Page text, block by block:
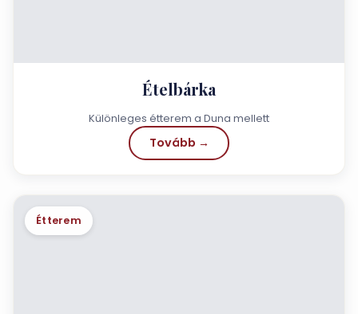
Ételbárka
Különleges étterem a Duna mellett
Tovább →
Étterem